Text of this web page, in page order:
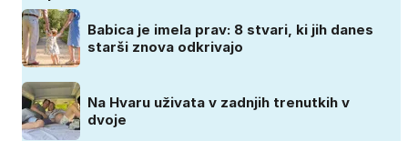
Babica je imela prav: 8 stvari, ki jih danes
starši znova odkrivajo
Na Hvaru uživata v zadnjih trenutkih v
dvoje